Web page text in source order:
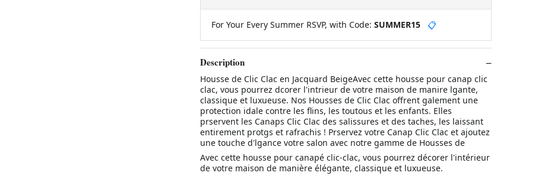
For Your Every Summer RSVP, with Code: SUMMER15 📋
Description
Housse de Clic Clac en Jacquard BeigeAvec cette housse pour canap clic
clac, vous pourrez dcorer l'intrieur de votre maison de manire lgante,
classique et luxueuse. Nos Housses de Clic Clac offrent galement une
protection idale contre les flins, les toutous et les enfants. Elles
prservent les Canaps Clic Clac des salissures et des taches, les laissant
entirement protgs et rafrachis ! Prservez votre Canap Clic Clac et ajoutez
une touche d'lgance votre salon avec notre gamme de Housses de
Avec cette housse pour canapé clic-clac, vous pourrez décorer l'intérieur
de votre maison de manière élégante, classique et luxueuse.